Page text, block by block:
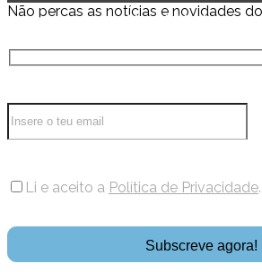
Não percas as notícias e novidades
Conhece a nossa Newsletter!
Li e aceito a Política de Privacidade.